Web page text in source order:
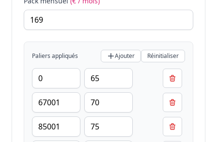
Paliers appliqués Ajouter Réinitialiser